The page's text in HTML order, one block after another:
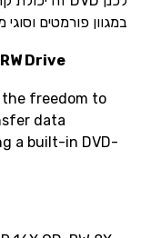
במגוון פורמטים וסוגי
Drive
the freedom to
data
a built-in DVD-